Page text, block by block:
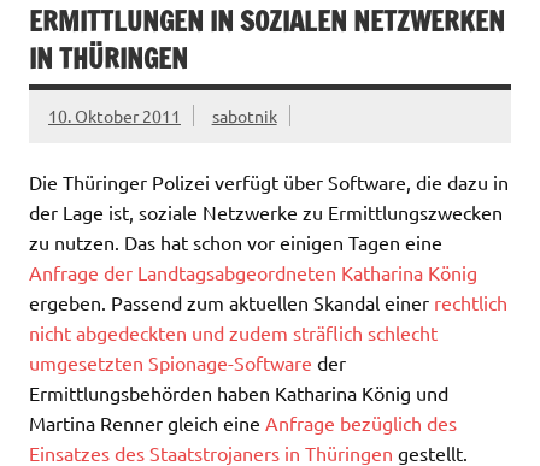
ERMITTLUNGEN IN SOZIALEN NETZWERKEN
IN THÜRINGEN
10. Oktober 2011 sabotnik
Die Thüringer Polizei verfügt über Software, die dazu in
der Lage ist, soziale Netzwerke zu Ermittlungszwecken
zu nutzen. Das hat schon vor einigen Tagen eine
Anfrage der Landtagsabgeordneten Katharina König
ergeben. Passend zum aktuellen Skandal einer rechtlich
nicht abgedeckten und zudem sträflich schlecht
umgesetzten Spionage-Software der
Ermittlungsbehörden haben Katharina König und
Martina Renner gleich eine Anfrage bezüglich des
Einsatzes des Staatstrojaners in Thüringen gestellt.